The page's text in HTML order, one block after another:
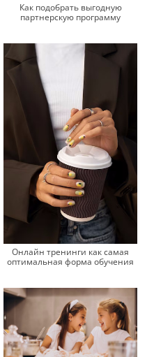
Как подобрать выгодную
партнерскую программу
Онлайн тренинги как самая
оптимальная форма обучения